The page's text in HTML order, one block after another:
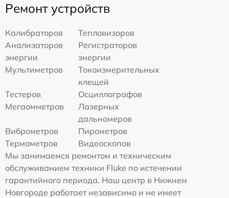
Ремонт устройств
Калибраторов
Тепловизоров
Анализаторов
энергии
Регистраторов
энергии
Мультиметров
Токоизмерительных
клещей
Тестеров
Осциллографов
Мегаомметров
Лазерных
дальномеров
Виброметров
Пирометров
Термометров
Видеоскопов
Мы занимаемся ремонтом и техническим
обслуживанием техники Fluke по истечении
гарантийного периода. Наш центр в Нижнем
Новгороде работает независимо и не имеет